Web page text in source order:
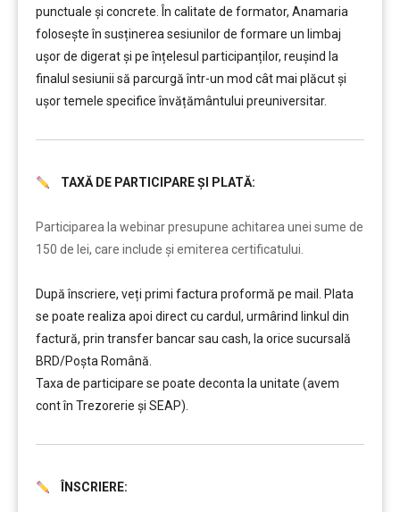
punctuale și concrete. În calitate de formator, Anamaria
folosește în susținerea sesiunilor de formare un limbaj
ușor de digerat și pe înțelesul participanților, reușind la
finalul sesiunii să parcurgă într-un mod cât mai plăcut și
ușor temele specifice învățământului preuniversitar.
TAXĂ DE PARTICIPARE ȘI PLATĂ:
Participarea la webinar presupune achitarea unei sume de
150 de lei, care include şi emiterea certificatului.
După înscriere, veți primi factura proformă pe mail. Plata
se poate realiza apoi direct cu cardul, urmârind linkul din
factură, prin transfer bancar sau cash, la orice sucursală
BRD/Poșta Română.
Taxa de participare se poate deconta la unitate (avem
cont în Trezorerie și SEAP).
ÎNSCRIERE: